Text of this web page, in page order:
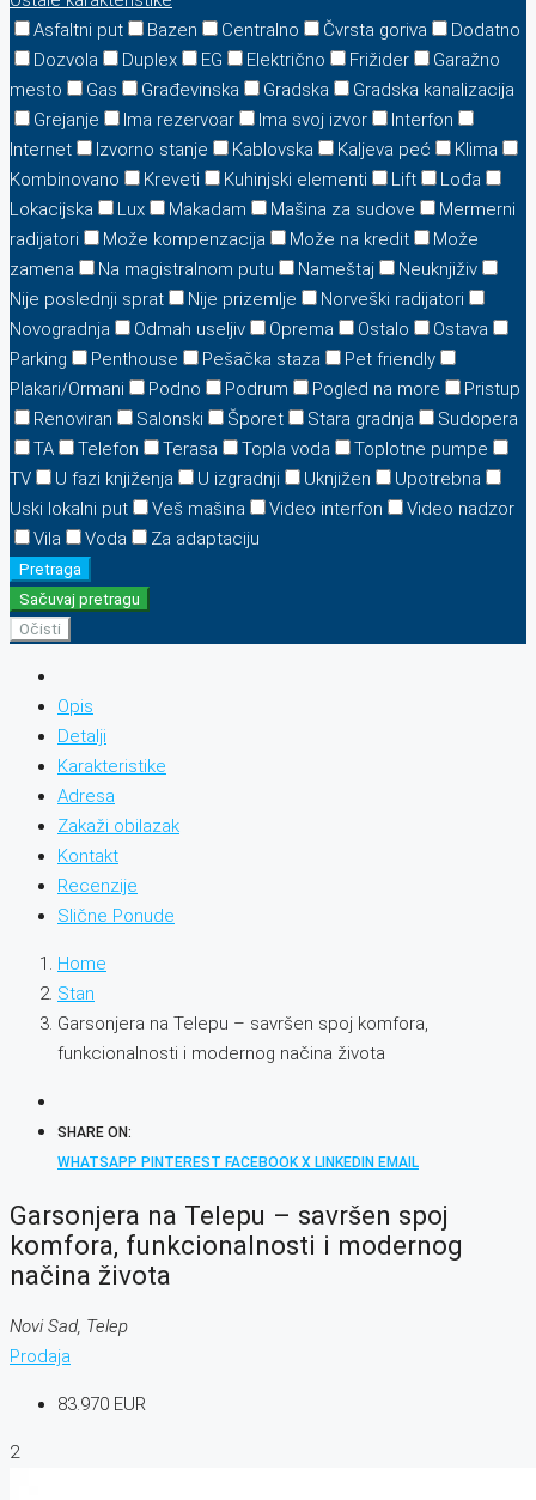
Asfaltni put
Bazen Centralno Čvrsta goriva
Dodatno
Dozvola
Duplex EG Električno Frižider
Garažno
mesto
Gas Građevinska Gradska
Gradska kanalizacija
Grejanje
Ima rezervoar Ima svoj izvor
Interfon
Internet
Izvorno stanje Kablovska Kaljeva peć
Klima
Kombinovano
Kreveti Kuhinjski elementi Lift
Lođa
Lokacijska
Lux Makadam Mašina za sudove
Mermerni
radijatori
Može kompenzacija Može na kredit
Može
zamena
Na magistralnom putu Nameštaj
Neuknjiživ
Nije poslednji sprat
Nije prizemlje
Norveški radijatori
Novogradnja
Odmah useljiv Oprema Ostalo
Ostava
Parking
Penthouse Pešačka staza
Pet friendly
Plakari/Ormani
Podno Podrum Pogled na more
Pristup
Renoviran
Salonski Šporet Stara gradnja
Sudopera
TA
Telefon Terasa Topla voda
Toplotne pumpe
TV
U fazi knjiženja U izgradnji Uknjižen
Upotrebna
Uski lokalni put
Veš mašina Video interfon
Video nadzor
Vila
Voda Za adaptaciju
Pretraga
Sačuvaj pretragu
Očisti
Opis
Detalji
Karakteristike
Adresa
Zakaži obilazak
Kontakt
Recenzije
Slične Ponude
Home
Stan
Garsonjera na Telepu – savršen spoj komfora,
funkcionalnosti i modernog načina života
SHARE ON:
WHATSAPP PINTEREST FACEBOOK X LINKEDIN EMAIL
Garsonjera na Telepu – savršen spoj
komfora, funkcionalnosti i modernog
načina života
Novi Sad, Telep
Prodaja
83.970 EUR
2